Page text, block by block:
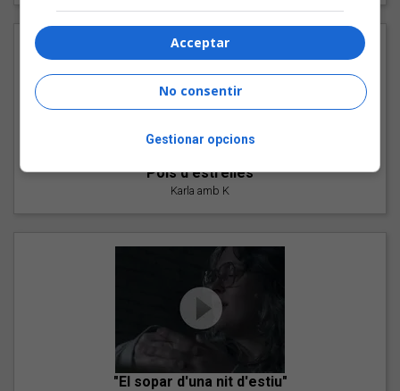
"Pols d'estrelles"
Karla amb K
"El sopar d'una nit d'estiu"
Acceptar
No consentir
Gestionar opcions